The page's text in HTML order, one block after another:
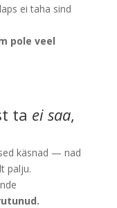
ei taha sind
pole veel
ta ei saa,
käsnad — nad
palju.